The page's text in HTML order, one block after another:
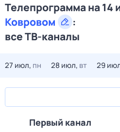
Телепрограмма на 14
Ковровом
:
все ТВ-каналы
27 июл, пн 28 июл, вт 29
Первый канал